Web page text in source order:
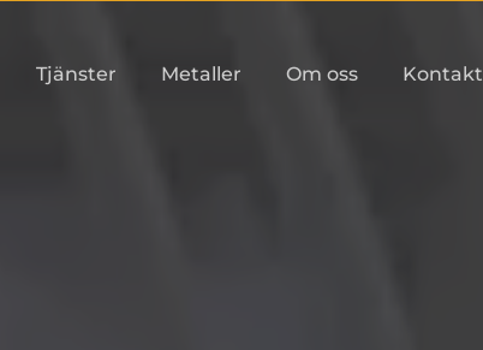
Tjänster Metaller Om oss Kontakt